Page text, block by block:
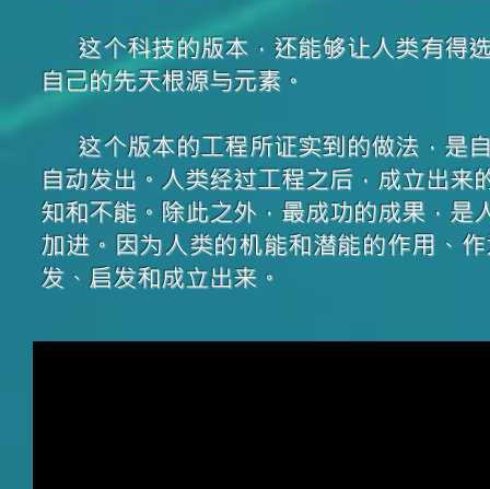
这个科技的版本，还能够让人类有得
自己的先天根源与元素。
这个版本的工程所证实到的做法，是
自动发出。人类经过工程之后，成立出
知和不能。除此之外，最成功的成果，
加进。因为人类的机能和潜能的作用、
发、启发和成立出来。